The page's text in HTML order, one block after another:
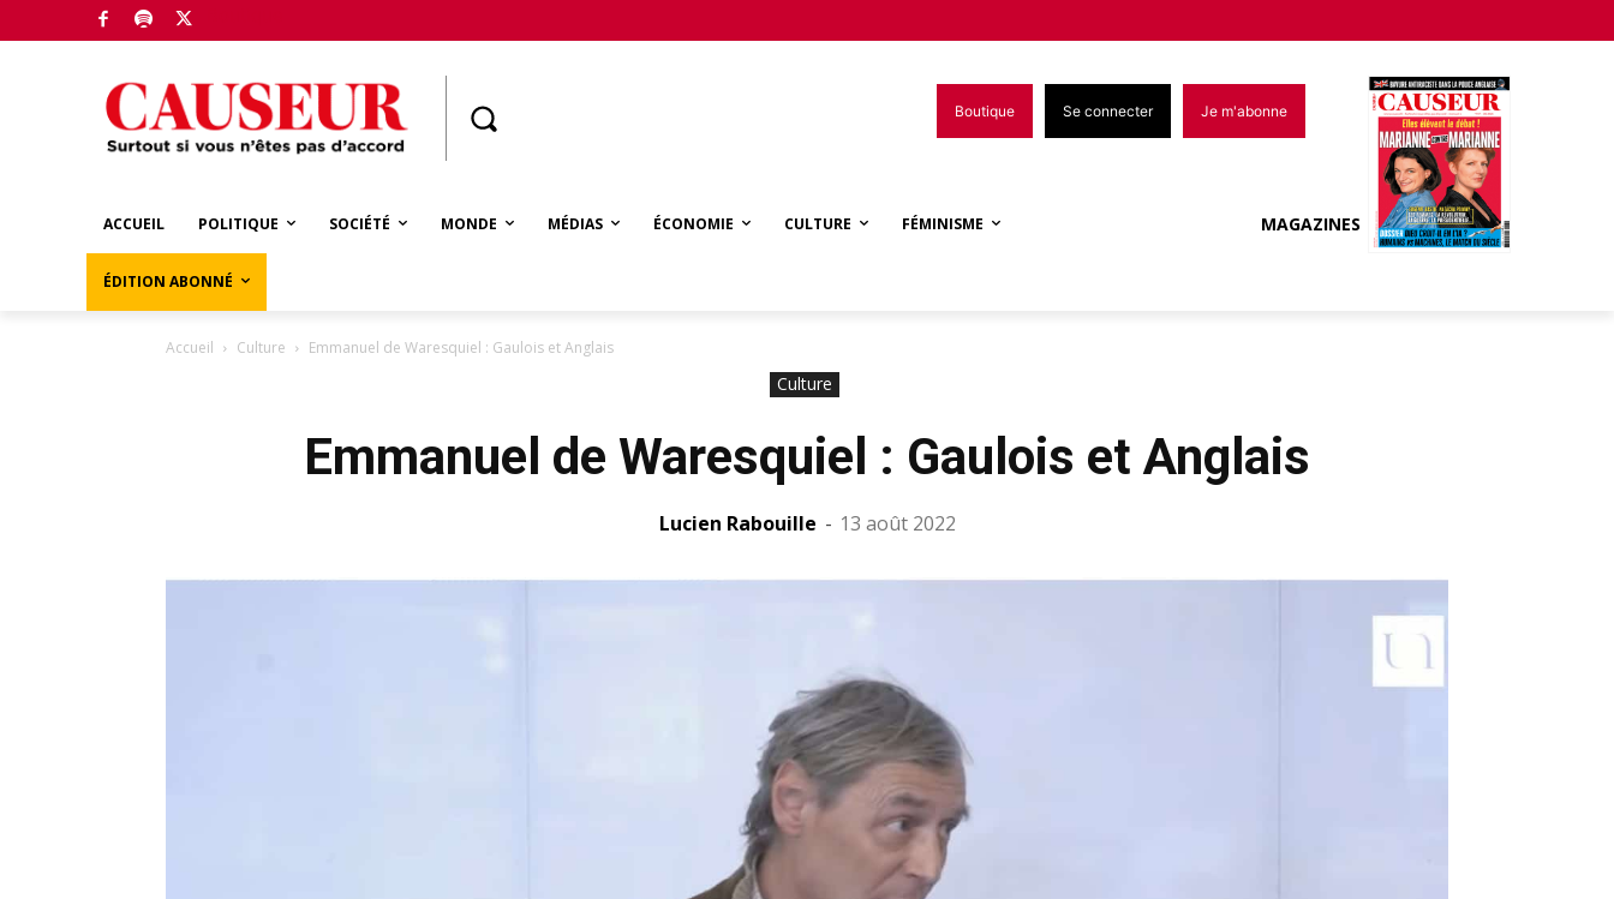
Boutique Se connecter Je m'abonne
ACCUEIL POLITIQUE SOCIÉTÉ MONDE MÉDIAS ÉCONOMIE CULTURE FÉMINISME
ÉDITION ABONNÉ
MAGAZINES
Accueil Culture Emmanuel de Waresquiel : Gaulois et Anglais
Culture
Emmanuel de Waresquiel : Gaulois et Anglais
Lucien Rabouille - 13 août 2022